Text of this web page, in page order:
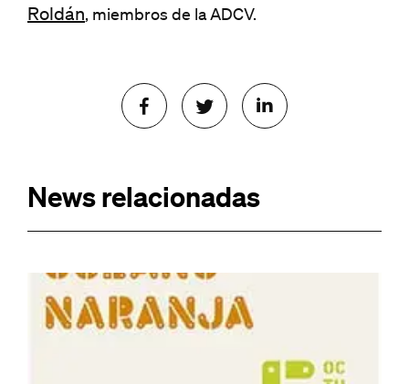
Roldán, miembros de la ADCV.
News relacionadas